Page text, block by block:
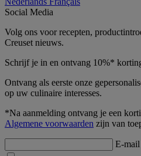
Social Media
Volg ons voor recepten,
Creuset nieuws.
Schrijf je in en ontvang 10%*
Ontvang als eerste onze
op uw culinaire interesses.
*Na aanmelding ontvang je een
Algemene voorwaarden zijn van
E-mail